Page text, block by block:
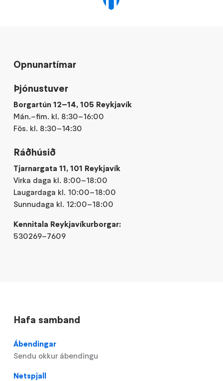
Opnunartímar
Þjónustuver
Borgartún 12–14, 105 Reykjavík
Mán.–fim. kl. 8:30–16:00
Fös. kl. 8:30–14:30
Ráðhúsið
Tjarnargata 11, 101 Reykjavík
Virka daga kl. 8:00–18:00
Laugardaga kl. 10:00–18:00
Sunnudaga kl. 12:00–18:00
Kennitala Reykjavíkurborgar:
530269–7609
Hafa samband
Ábendingar
Sendu okkur ábendingu
Netspjall